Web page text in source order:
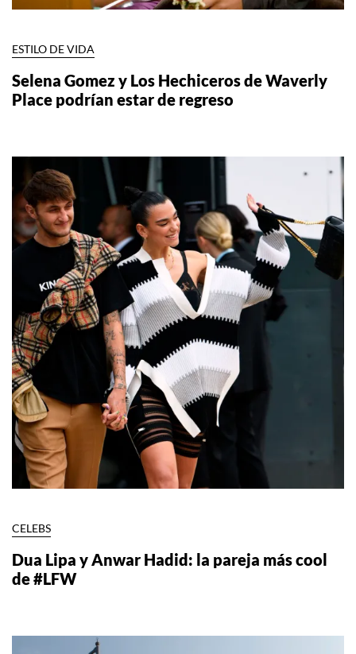
ESTILO DE VIDA
Selena Gomez y Los Hechiceros de Waverly
Place podrían estar de regreso
CELEBS
Dua Lipa y Anwar Hadid: la pareja más cool
de #LFW